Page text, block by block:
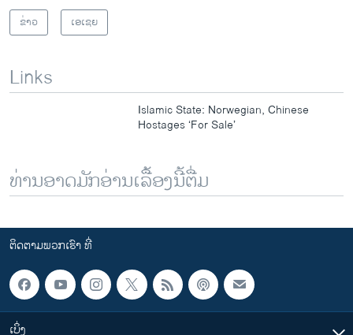
ຂ່າວ
ເອເຊຍ
Links
Islamic State: Norwegian, Chinese
Hostages ‘For Sale’
ທ່ານອາດມັກອ່ານເລື້ອງນີ້ຕື່ມ
ຕິດຕາມພວກເຮົາ ທີ່
ເບິ່ງ